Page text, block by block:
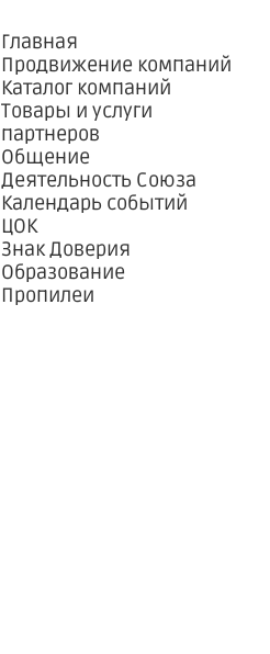
Главная
Продвижение компаний
Каталог компаний
Товары и услуги
партнеров
Общение
Деятельность Союза
Календарь событий
ЦОК
Знак Доверия
Образование
Пропилеи